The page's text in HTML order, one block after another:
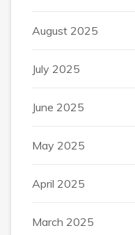
August 2025
July 2025
June 2025
May 2025
April 2025
March 2025